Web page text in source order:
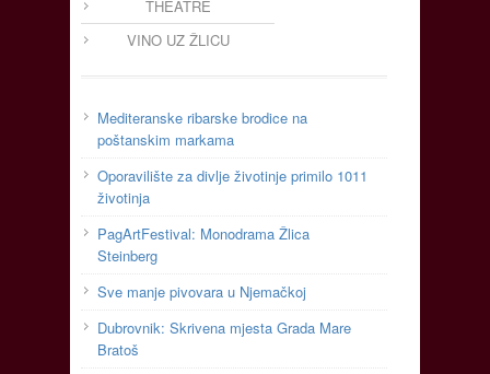
THEATRE
VINO UZ ŽLICU
Mediteranske ribarske brodice na
poštanskim markama
Oporavilište za divlje životinje primilo 1011
životinja
PagArtFestival: Monodrama Žlica
Steinberg
Sve manje pivovara u Njemačkoj
Dubrovnik: Skrivena mjesta Grada Mare
Bratoš